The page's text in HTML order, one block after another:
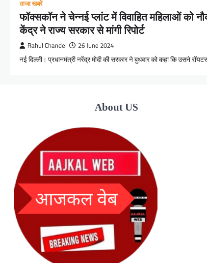
ताजा खबरें
फॉक्सकॉन ने चेन्नई प्लांट में विवाहित महिलाओं को
केंद्र ने राज्य सरकार से मांगी रिपोर्ट
Rahul Chandel 26 June 2024
नई दिल्ली। प्रधानमंत्री नरेंद्र मोदी की सरकार ने बुधवार को कहा कि उसने
About US